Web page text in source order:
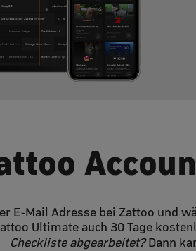
E-Mail Adresse bei Zattoo und
Ultimate auch 30 Tage
Checkliste abgearbeitet?Dann